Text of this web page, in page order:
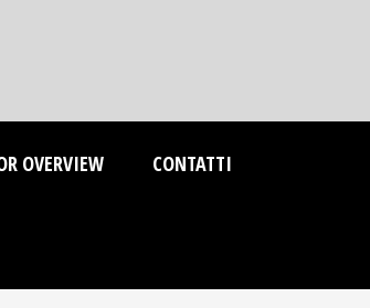
OVERVIEW CONTATTI